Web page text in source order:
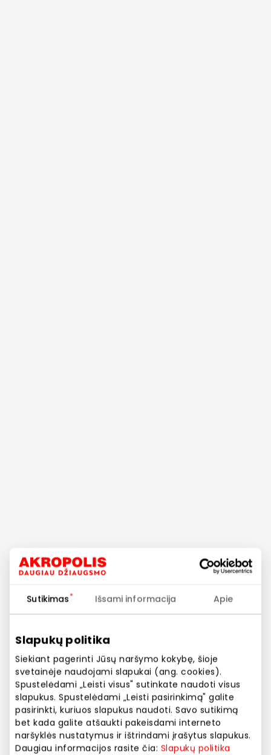
Sutikimas Išsami informacija Apie
Slapukų politika
Siekiant pagerinti Jūsų naršymo kokybę, šioje
svetainėje naudojami slapukai (ang. cookies).
Spustelėdami „Leisti visus" sutinkate naudoti visus
slapukus. Spustelėdami „Leisti pasirinkimą" galite
pasirinkti, kuriuos slapukus naudoti. Savo sutikimą
bet kada galite atšaukti pakeisdami interneto
naršyklės nustatymus ir ištrindami įrašytus slapukus.
Daugiau informacijos rasite čia: Slapukų politika
Restoranai
Pasaulio virtuvės po
vienu stogu